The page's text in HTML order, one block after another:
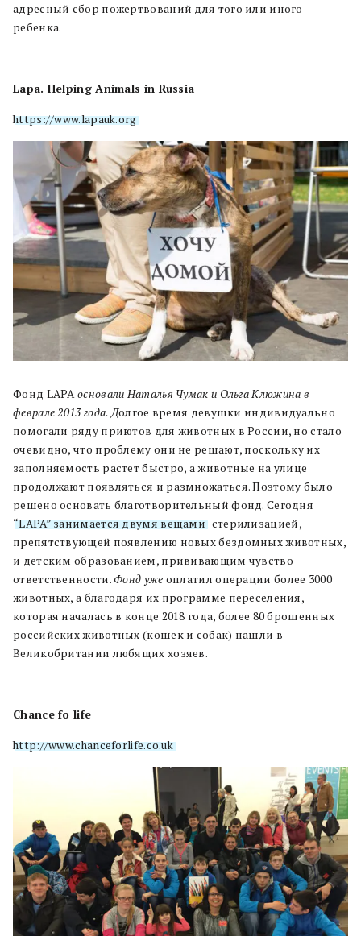
адресный сбор пожертвований для того или иного
ребенка.
Lapa. Helping Animals in Russia
https://www.lapauk.org
Фонд LAPAосновали Наталья Чумак и Ольга Клюжина в
феврале 2013 года. Долгое время девушки индивидуально
помогали ряду приютов для животных в России, но стало
очевидно, что проблему они не решают, поскольку их
заполняемость растет быстро, а животные на улице
продолжают появляться и размножаться. Поэтому было
решено основать благотворительный фонд. Сегодня
“LAPA” занимается двумя вещами: стерилизацией,
препятствующей появлению новых бездомных животных,
и детским образованием, прививающим чувство
ответственности.Фонд уже оплатил операции более 3000
животных, а благодаря их программе переселения,
которая началась в конце 2018 года, более 80 брошенных
российских животных (кошек и собак) нашли в
Великобритании любящих хозяев.
Chance fo life
http://www.chanceforlife.co.uk